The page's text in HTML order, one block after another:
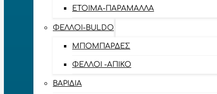
ΈΤΟΙΜΑ-ΠΑΡΆΜΑΛΛΑ
ΦΕΛΛΟΊ-BULDO
ΜΠΟΜΠΆΡΔΕΣ
ΦΕΛΛΟΊ -ΑΠΊΚΟ
ΒΑΡΊΔΙΑ